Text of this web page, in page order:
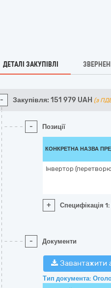
ДЕТАЛІ ЗАКУПІВЛІ
- Закупівля: 151 979 UAH (з
- Позиції
КОНКРЕТНА НАЗВА
Інвертор
+ Специфікація
- Документи
Завантажити
Тип документа: